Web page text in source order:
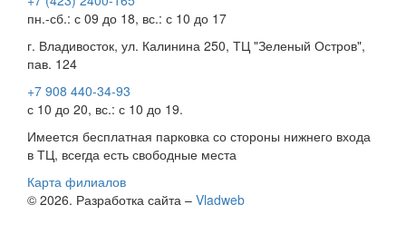
пн.-сб.: с 09 до 18, вс.: с 10 до 17
г. Владивосток, ул. Калинина 250, ТЦ "Зеленый Остров",
пав. 124
+7 908 440-34-93
с 10 до 20, вс.: с 10 до 19.
Имеется бесплатная парковка со стороны нижнего входа
в ТЦ, всегда есть свободные места
Карта филиалов
© 2026. Разработка сайта – Vladweb